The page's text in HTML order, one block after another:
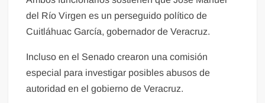
del Río Virgen es un perseguido político de
Cuitláhuac García, gobernador de Veracruz.
Incluso en el Senado crearon una comisión
especial para investigar posibles abusos de
autoridad en el gobierno de Veracruz.